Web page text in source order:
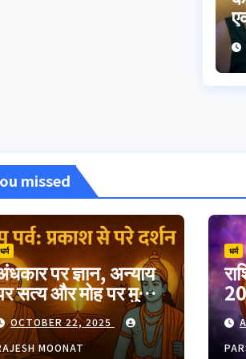
missed
धर्म
पर ज्ञान, अन्याय
सत्य और मोह पर मुक्ति
उत्सव दीपावली।
परंपरा का यह
आत्मप्रकाश का
OCTOBER 22, 2025
MOONAT
धर्म